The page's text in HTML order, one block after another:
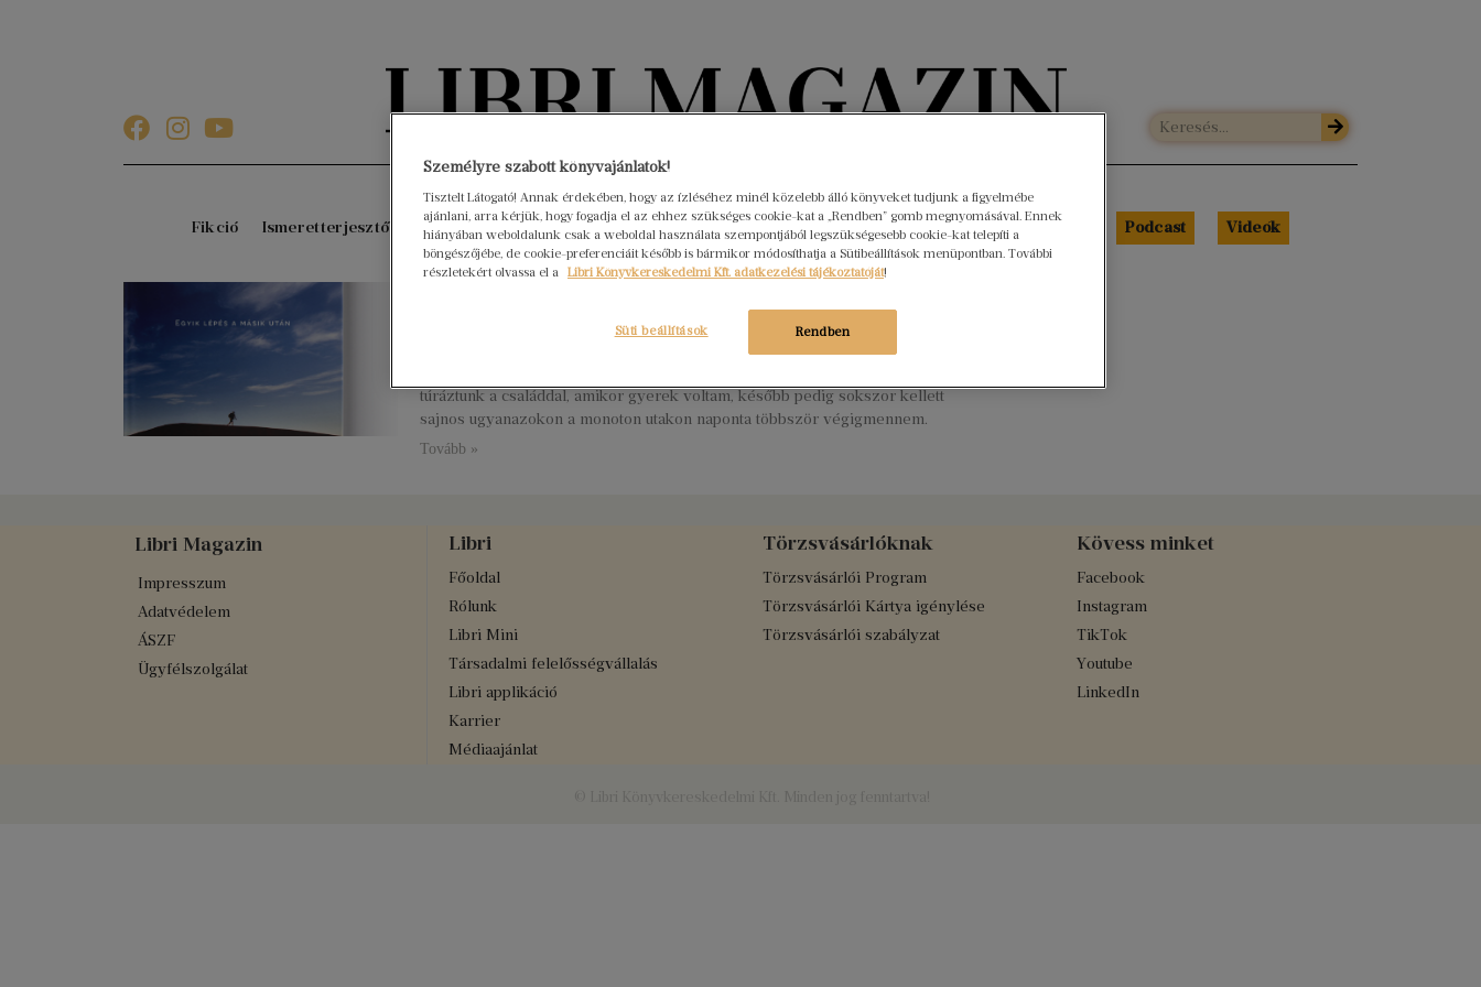
Könyvektől az olvasókig
Fikció Ismeretterjesztő Gyerekkönyvek Interjúk Beleolvasó A hónap könyvei HÍREK Libri Portré Podcast Videók
Nincs hozzászólás
[include-url href=”https://www.libri.hu/libri-magazin-termeklista/?
túráztunk a családdal, amikor gyerek voltam, később pedig sokszor kellett
sajnos ugyanazokon a monoton utakon naponta többször végigmennem.
Tovább »
Libri Magazin
Impresszum
Adatvédelem
ÁSZF
Ügyfélszolgálat
Libri
Főoldal
Rólunk
Libri Mini
Társadalmi felelősségvállalás
Libri applikáció
Karrier
Médiaajánlat
Törzsvásárlóknak
Törzsvásárlói Program
Törzsvásárlói Kártya igénylése
Törzsvásárlói szabályzat
Kövess minket
Facebook
Instagram
TikTok
Youtube
LinkedIn
Személyre szabott könyvajánlatok!
Tisztelt Látogató! Annak érdekében, hogy az ízléséhez minél közelebb álló könyveket tudjunk a figyelmébe
ajánlani, arra kérjük, hogy fogadja el az ehhez szükséges cookie-kat a „Rendben” gomb megnyomásával. Ennek
hiányában weboldalunk csak a weboldal használata szempontjából legszükségesebb cookie-kat telepíti a
böngészőjébe, de cookie-preferenciáit később is bármikor módosíthatja a Sütibeállítások menüpontban. További
részletekért olvassa el a Libri Könyvkereskedelmi Kft. adatkezelési tájékoztatóját!
Rendben
Süti beállítások